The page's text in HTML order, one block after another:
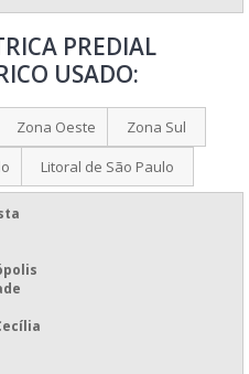
QUEIMADORES
PREDIAL
USADO:
Zona Oeste
Zona Sul
Litoral de São Paulo